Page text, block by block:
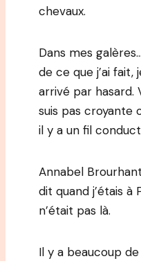
chevaux.
Dans mes
de ce que j’ai fait,
arrivé par hasard.
suis pas croyante
il y a un fil
Annabel
dit quand j’étais à
n’était pas là.
Il y a beaucoup